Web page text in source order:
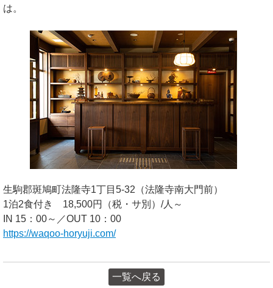
は。
生駒郡斑鳩町法隆寺1丁目5-32（法隆寺南大門前）
1泊2食付き 18,500円（税・サ別）/人～
IN 15：00～／OUT 10：00
https://waqoo-horyuji.com/
一覧へ戻る